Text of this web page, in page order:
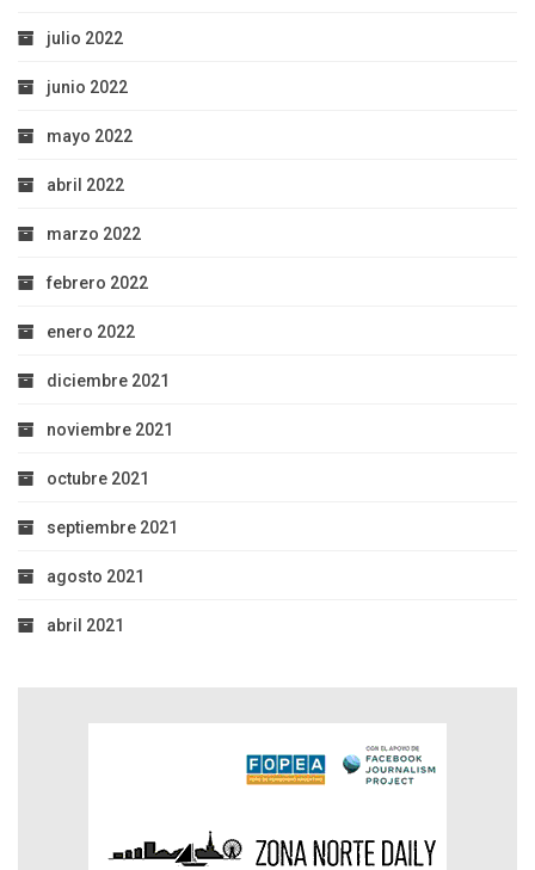
julio 2022
junio 2022
mayo 2022
abril 2022
marzo 2022
febrero 2022
enero 2022
diciembre 2021
noviembre 2021
octubre 2021
septiembre 2021
agosto 2021
abril 2021